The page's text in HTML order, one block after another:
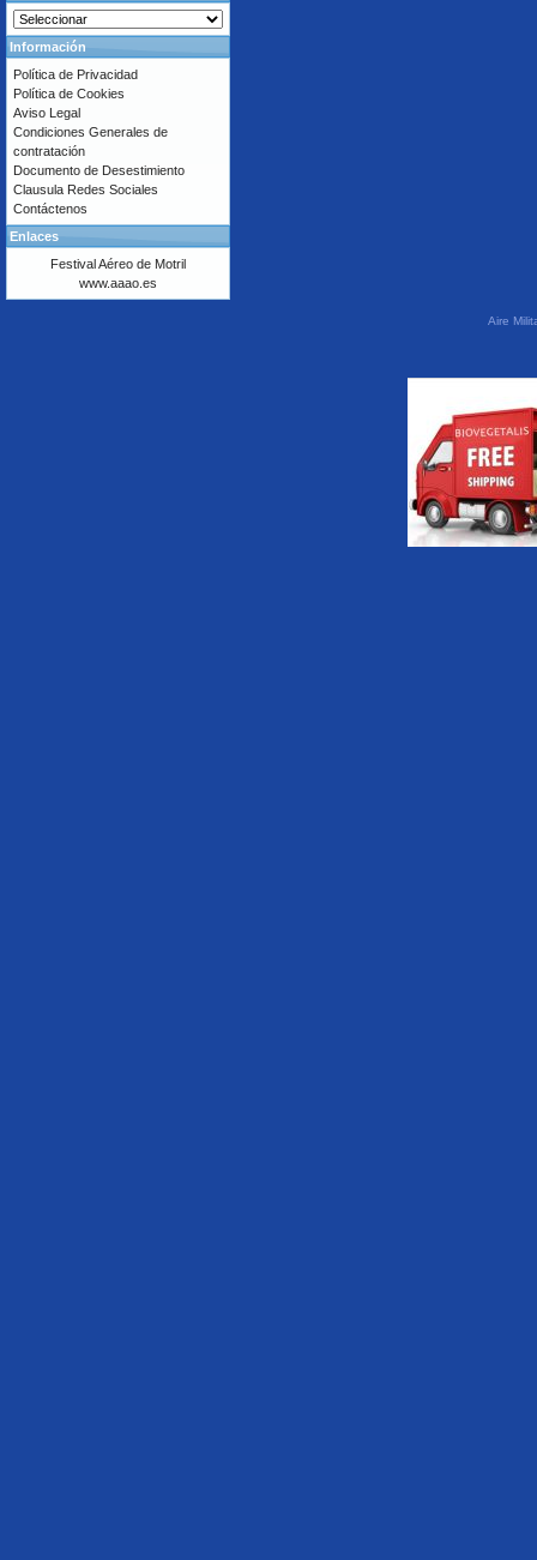
Información
Política de Privacidad
Política de Cookies
Aviso Legal
Condiciones Generales de
contratación
Documento de Desestimiento
Clausula Redes Sociales
Contáctenos
Enlaces
Festival Aéreo de Motril
www.aaao.es
Aire